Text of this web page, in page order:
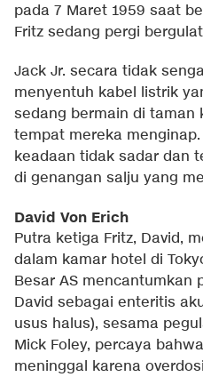
pada 7 Maret 1959 saat
Fritz sedang pergi
Jack Jr. secara tidak
menyentuh kabel listrik
sedang bermain di taman
tempat mereka
keadaan tidak sadar dan
di genangan salju yang
David Von Erich
Putra ketiga Fritz, David,
dalam kamar hotel di
Besar AS mencantumkan
David sebagai enteritis
usus halus), sesama
Mick Foley, percaya
meninggal karena